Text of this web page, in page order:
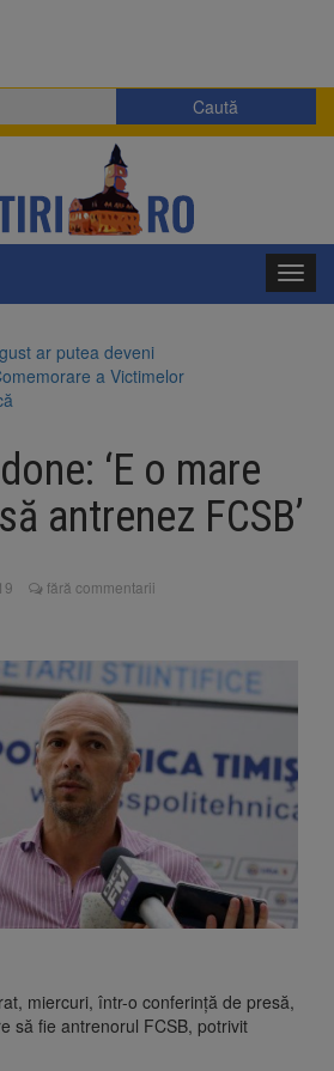
ar putea deveni
a Victimelor
91, de lângă Piața
renunță la apelul
de energie.
luminii pe timpul
un accident. Două
medicale
examenul de
unice în toată țara,
barem
‘E o mare
antrenez FCSB’
fără commentarii
miercuri, într-o conferinţă de presă,
să fie antrenorul FCSB, potrivit